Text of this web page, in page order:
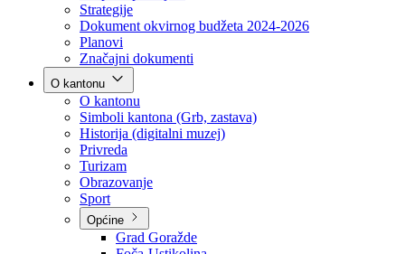
Poslovnik
Program rada Vlade
Ekspoze premijera
Strategije
Dokument okvirnog budžeta 2024-2026
Planovi
Značajni dokumenti
O kantonu
O kantonu
Simboli kantona (Grb, zastava)
Historija (digitalni muzej)
Privreda
Turizam
Obrazovanje